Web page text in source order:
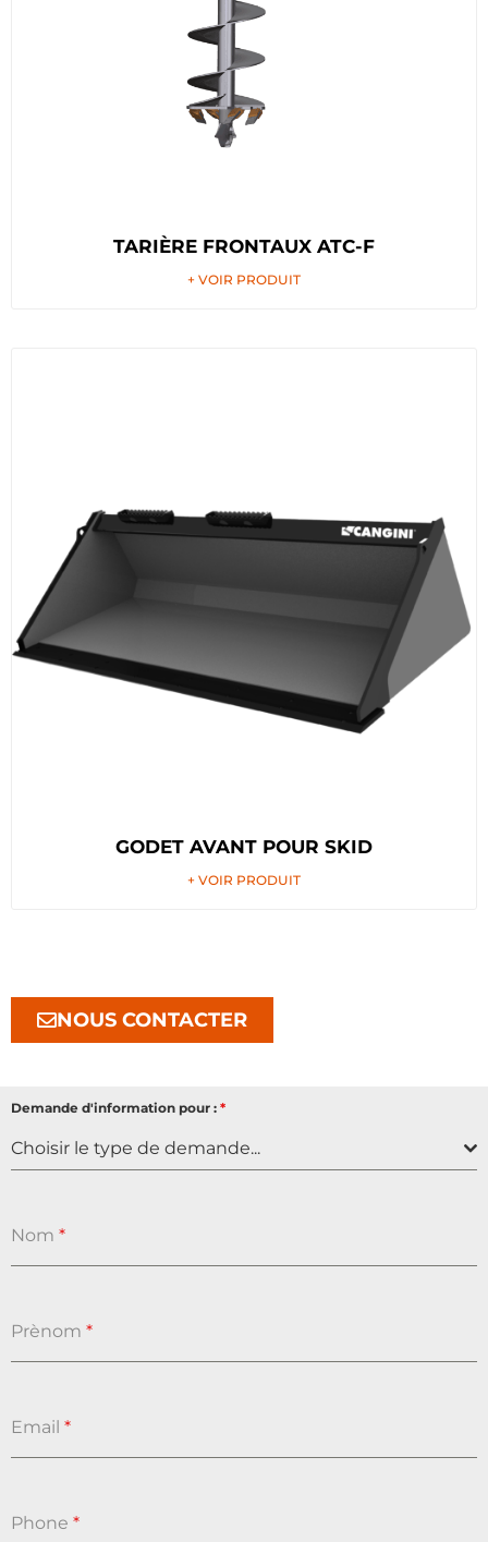
TARIÈRE FRONTAUX ATC-F
+ VOIR PRODUIT
GODET AVANT POUR SKID
+ VOIR PRODUIT
NOUS CONTACTER
Demande d'information pour : *
Choisir le type de demande...
Nom *
Prènom *
Email *
Phone *